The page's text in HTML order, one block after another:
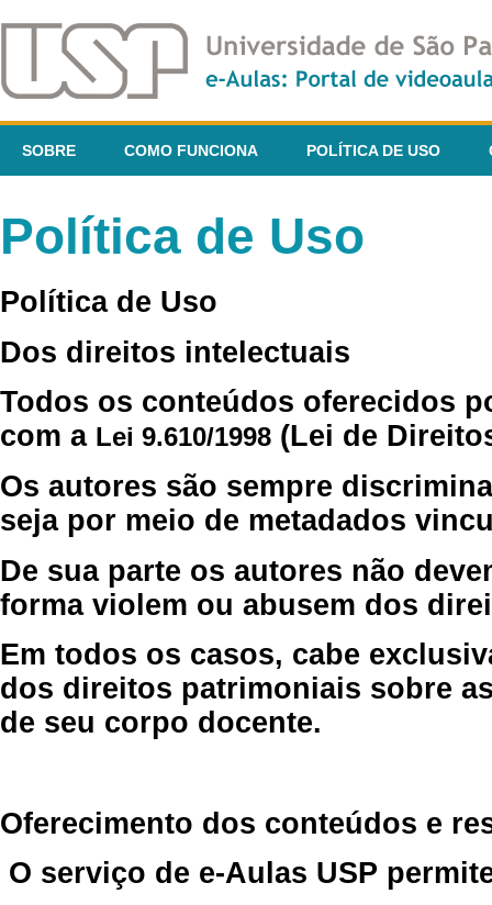
SOBRE COMO FUNCIONA POLÍTICA DE USO
Política de Uso
Política de Uso
Dos direitos intelectuais
Todos os conteúdos oferecidos
com a Lei 9.610/1998 (Lei de
Os autores são sempre
seja por meio de metadados
De sua parte os autores não
forma violem ou abusem dos
Em todos os casos, cabe
dos direitos patrimoniais sobre
de seu corpo docente.
Oferecimento dos conteúdos e
O serviço de e-Aulas USP